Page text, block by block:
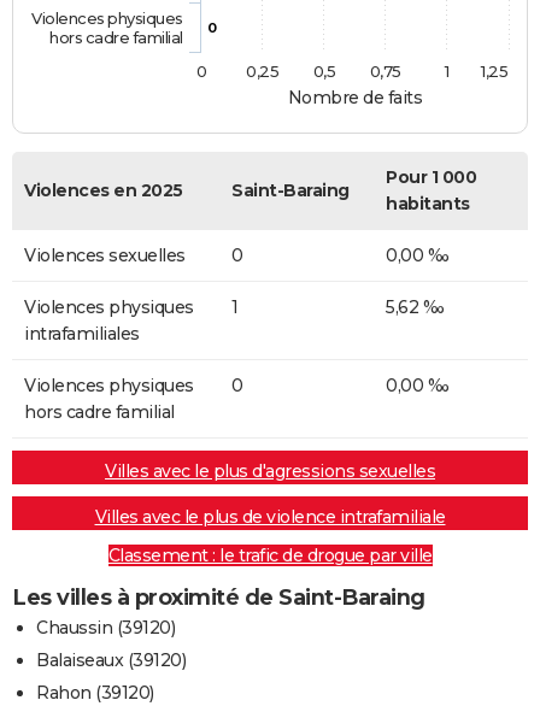
Nombre de faits
0
Violences physiques
hors cadre familial
0
1
0,25 0,5 0,75 1,25
Violences en 2025 Saint-Baraing
Pour 1 000
habitants
Violences sexuelles 0 0,00 ‰
Violences physiques
intrafamiliales
1 5,62 ‰
Violences physiques
hors cadre familial
0 0,00 ‰
Villes avec le plus d'agressions sexuelles
Villes avec le plus de violence intrafamiliale
Classement : le trafic de drogue par ville
Les villes à proximité de Saint-Baraing
Chaussin (39120)
Balaiseaux (39120)
Rahon (39120)